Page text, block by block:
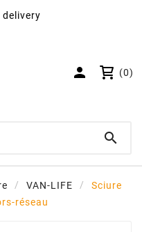
delivery
 (0)

VAN-LIFE
Sciure
réseau